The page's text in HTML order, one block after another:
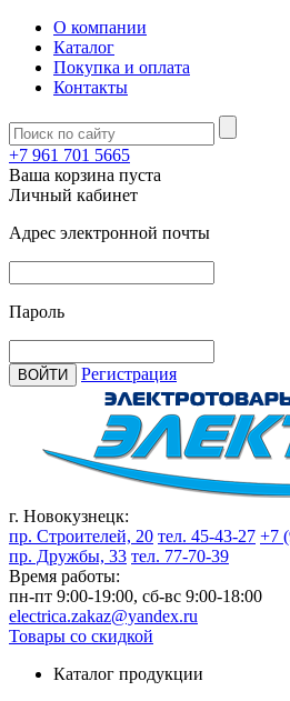
О компании
Каталог
Покупка и оплата
Контакты
+7 961 701 5665
Ваша корзина пуста
Личный кабинет
Адрес электронной почты
Пароль
ВОЙТИ Регистрация
г. Новокузнецк:
пр. Строителей, 20 тел. 45-43-27 +7
пр. Дружбы, 33 тел. 77-70-39
Время работы:
пн-пт 9:00-19:00, сб-вс 9:00-18:00
electrica.zakaz@yandex.ru
Товары со скидкой
Каталог продукции